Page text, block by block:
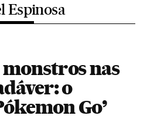
Espinosa
monstros nas
o
Go’